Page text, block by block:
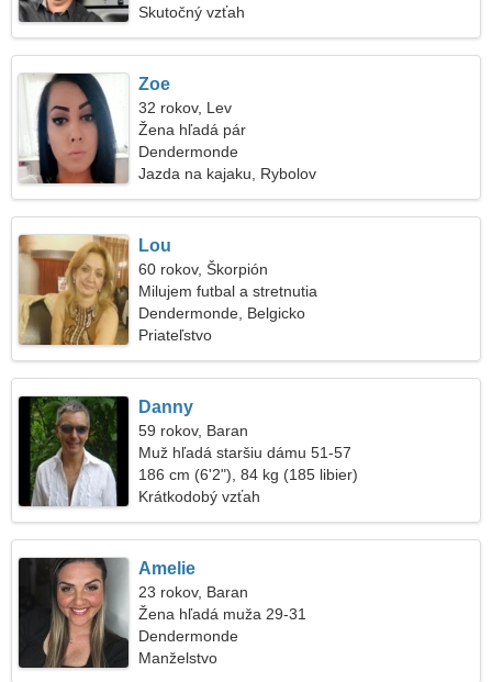
Skutočný vzťah
Zoe
32 rokov, Lev
Žena hľadá pár
Dendermonde
Jazda na kajaku, Rybolov
Lou
60 rokov, Škorpión
Milujem futbal a stretnutia
Dendermonde, Belgicko
Priateľstvo
Danny
59 rokov, Baran
Muž hľadá staršiu dámu 51-57
186 cm (6'2"), 84 kg (185 libier)
Krátkodobý vzťah
Amelie
23 rokov, Baran
Žena hľadá muža 29-31
Dendermonde
Manželstvo